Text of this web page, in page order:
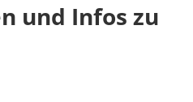
und Infos zu